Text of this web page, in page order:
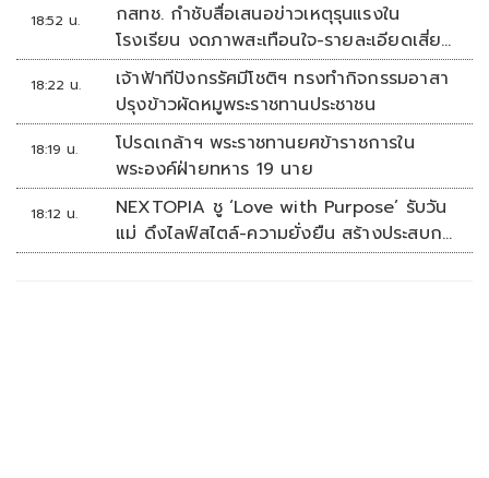
18:52 น.
กสทช. กำชับสื่อเสนอข่าวเหตุรุนแรงใน
โรงเรียน งดภาพสะเทือนใจ-รายละเอียดเสี่ยง
เลียนแบบ
18:22 น.
เจ้าฟ้าทีปังกรรัศมีโชติฯ ทรงทำกิจกรรมอาสา
ปรุงข้าวผัดหมูพระราชทานประชาชน
18:19 น.
โปรดเกล้าฯ พระราชทานยศข้าราชการใน
พระองค์ฝ่ายทหาร 19 นาย
18:12 น.
NEXTOPIA ชู ‘Love with Purpose’ รับวัน
แม่ ดึงไลฟ์สไตล์-ความยั่งยืน สร้างประสบกา
รณ์ช้อปปิงมีความหมาย